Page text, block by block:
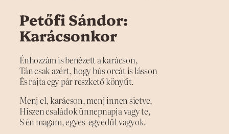
Petőfi Sándor:
Karácsonkor
Énhozzám is benézett a karácson,
Tán csak azért, hogy bús orcát is lásson
És rajta egy pár reszkető könyűt.
Menj el, karácson, menj innen sietve,
Hiszen családok ünnepnapja vagy te,
S én magam, egyes-egyedűl vagyok.